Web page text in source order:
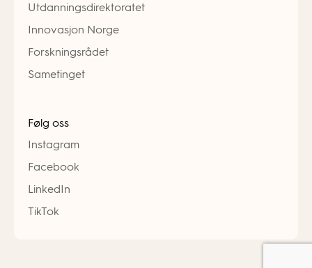
Utdanningsdirektoratet
Innovasjon Norge
Forskningsrådet
Sametinget
Følg oss
Instagram
Facebook
LinkedIn
TikTok